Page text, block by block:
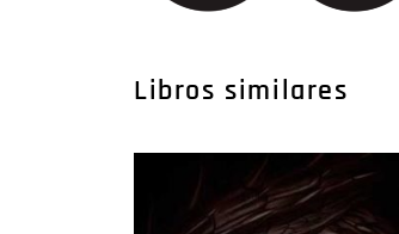
Libros similares